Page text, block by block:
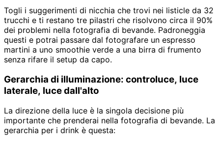
Togli i suggerimenti di nicchia che trovi nei listicle da 32
trucchi e ti restano tre pilastri che risolvono circa il 90%
dei problemi nella fotografia di bevande. Padroneggia
questi e potrai passare dal fotografare un espresso
martini a uno smoothie verde a una birra di frumento
senza rifare il setup da capo.
Gerarchia di illuminazione: controluce, luce
laterale, luce dall'alto
La direzione della luce è la singola decisione più
importante che prenderai nella fotografia di bevande. La
gerarchia per i drink è questa: